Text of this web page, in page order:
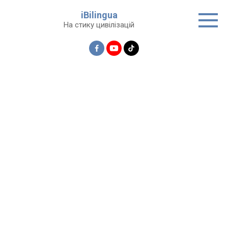
iBilingua
На стику цивілізацій